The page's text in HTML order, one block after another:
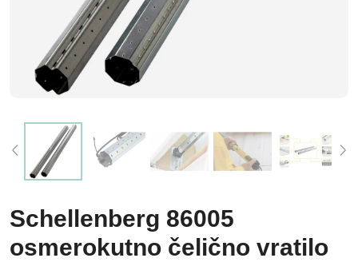
Schellenberg 86005
osmerokutno čelično vratilo